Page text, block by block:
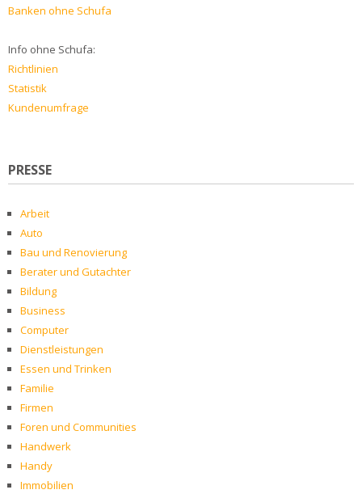
Banken ohne Schufa
Info ohne Schufa:
Richtlinien
Statistik
Kundenumfrage
PRESSE
Arbeit
Auto
Bau und Renovierung
Berater und Gutachter
Bildung
Business
Computer
Dienstleistungen
Essen und Trinken
Familie
Firmen
Foren und Communities
Handwerk
Handy
Immobilien